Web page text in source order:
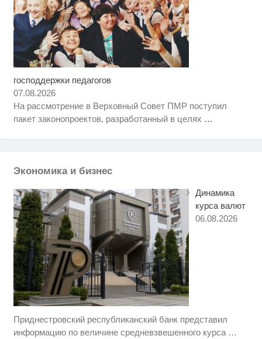
господдержки педагогов
07.08.2026
На рассмотрение в Верховный Совет ПМР поступил
пакет законопроектов, разработанный в целях …
Экономика и бизнес
Динамика
курса валют
06.08.2026
Приднестровский республиканский банк представил
информацию по величине средневзвешенного курса …
Этот танец невесты оставит вас
Королева вагона отожгла! Видео
не оставит равнодушным
i
Ржу не переставая, это видео